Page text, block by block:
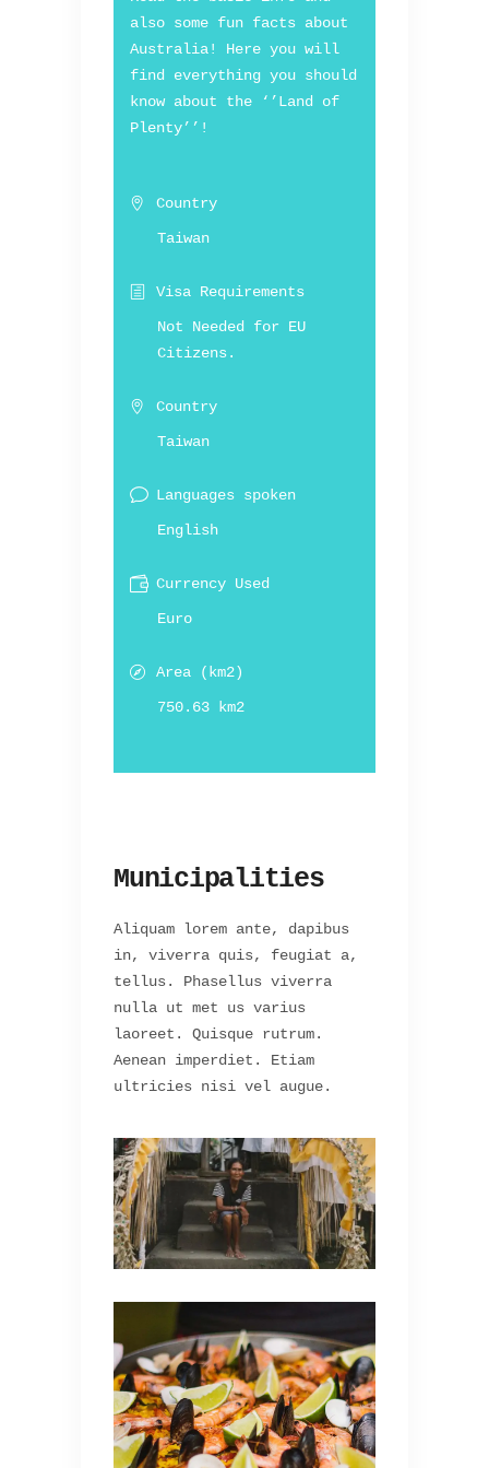
also some fun facts about
Australia! Here you will
find everything you should
know about the ‘’Land of
Plenty’’!
Country
Taiwan
Visa Requirements
Not Needed for EU
Citizens.
Country
Taiwan
Languages spoken
English
Currency Used
Euro
Area (km2)
750.63 km2
Municipalities
Aliquam lorem ante, dapibus
in, viverra quis, feugiat a,
tellus. Phasellus viverra
nulla ut met us varius
laoreet. Quisque rutrum.
Aenean imperdiet. Etiam
ultricies nisi vel augue.